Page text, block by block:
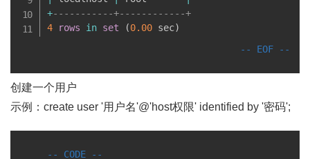
+-----------+------------+
4
rows in set (0.00 sec)
创建一个用户
示例：create user '用户名'@'host权限' identified by '密码';